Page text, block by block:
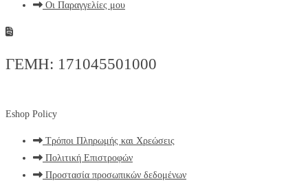
Οι Παραγγελίες μου
ΓΕΜΗ: 171045501000
Eshop Policy
Τρόποι Πληρωμής και Χρεώσεις
Πολιτική Επιστροφών
Προστασία προσωπικών δεδομένων